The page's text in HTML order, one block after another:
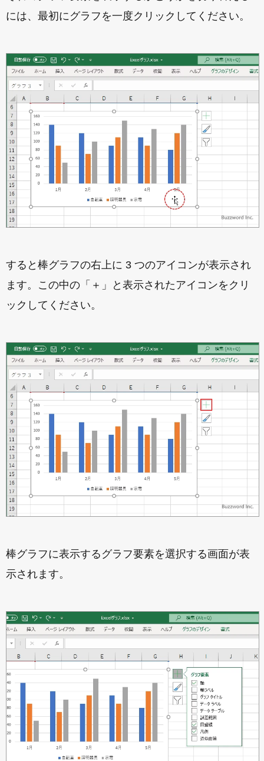
には、最初にグラフを一度クリックしてください。
すると棒グラフの右上に 3 つのアイコンが表示され
ます。この中の「＋」と表示されたアイコンをクリ
ックしてください。
棒グラフに表示するグラフ要素を選択する画面が表
示されます。